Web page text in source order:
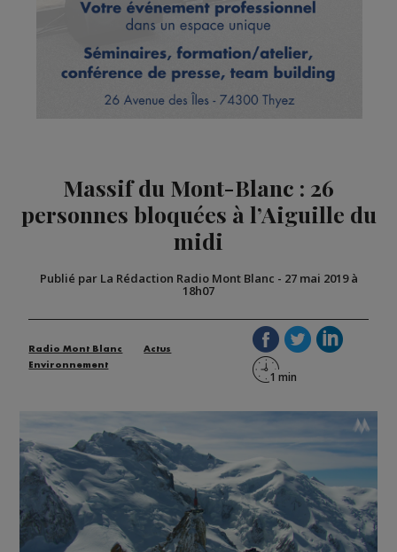
Massif du Mont-Blanc : 26
personnes bloquées à l’Aiguille du
midi
Publié par La Rédaction Radio Mont Blanc - 27 mai 2019 à
18h07
Radio Mont Blanc
Actus
Environnement